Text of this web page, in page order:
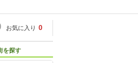
お気に入り 0
を探す